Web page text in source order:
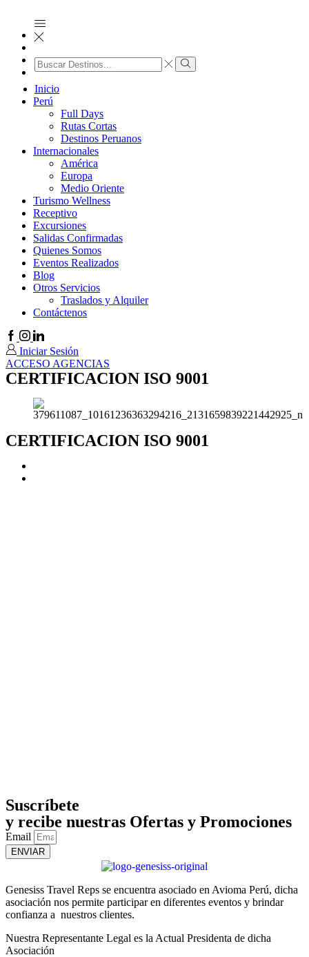
Search
input
Search
Inicio
Perú
Full Days
Rutas Cortas
Destinos Peruanos
Internacionales
América
Europa
Medio Oriente
Turismo Wellness
Receptivo
Excursiones
Salidas Confirmadas
Quienes Somos
Eventos Realizados
Blog
Otros Servicios
Traslados y Alquiler
Contáctenos
Facebook
Instagram
Linkedin
Iniciar Sesión
ACCESO AGENCIAS
CERTIFICACION ISO 9001
CERTIFICACION ISO 9001
Suscríbete
y recibe nuestras Ofertas y Promociones
Email
ENVIAR
Genesiss Travel Reps se encuentra asociado en Avioma Perú, dicha
asociación nos permite participar en diferentes eventos y brindar
confianza a nuestros clientes.
Nuestra Representante Legal es la Actual Presidenta de dicha
Asociación